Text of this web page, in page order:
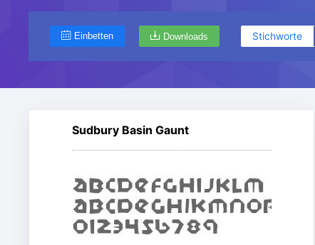
Einbetten Downloads Stichworte
Sudbury Basin Gaunt